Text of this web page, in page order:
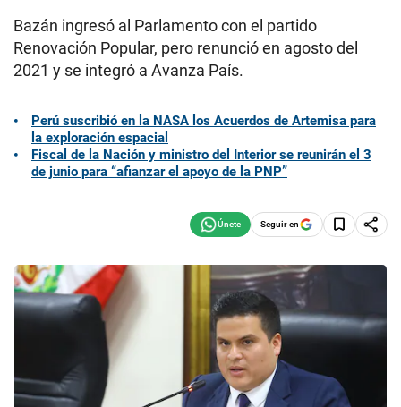
Bazán ingresó al Parlamento con el partido
Renovación Popular, pero renunció en agosto del
2021 y se integró a Avanza País.
Perú suscribió en la NASA los Acuerdos de Artemisa para
la exploración espacial
Fiscal de la Nación y ministro del Interior se reunirán el 3
de junio para “afianzar el apoyo de la PNP”
Seguir en